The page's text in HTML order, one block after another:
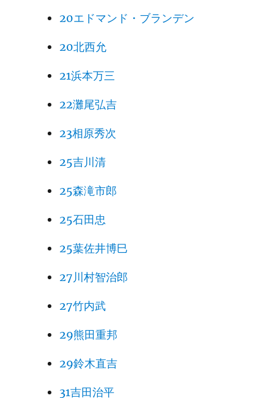
20エドマンド・ブランデン
20北西允
21浜本万三
22灘尾弘吉
23相原秀次
25吉川清
25森滝市郎
25石田忠
25葉佐井博巳
27川村智治郎
27竹内武
29熊田重邦
29鈴木直吉
31吉田治平